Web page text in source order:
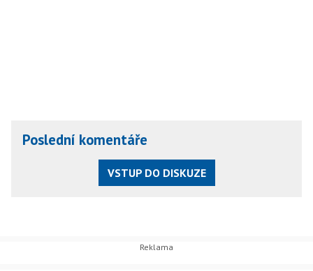
Poslední komentáře
VSTUP DO DISKUZE